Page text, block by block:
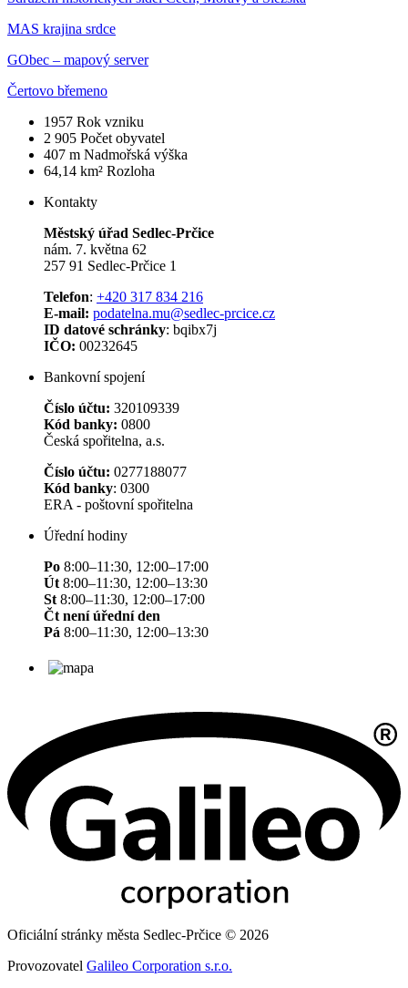
MAS krajina srdce
GObec – mapový server
Čertovo břemeno
1957 Rok vzniku
2 905 Počet obyvatel
407 m Nadmořská výška
64,14 km² Rozloha
Kontakty
Městský úřad Sedlec-Prčice
nám. 7. května 62
257 91 Sedlec-Prčice 1
Telefon: +420 317 834 216
E-mail: podatelna.mu@sedlec-prcice.cz
ID datové schránky: bqibx7j
IČO: 00232645
Bankovní spojení
Číslo účtu: 320109339
Kód banky: 0800
Česká spořitelna, a.s.
Číslo účtu: 0277188077
Kód banky: 0300
ERA - poštovní spořitelna
Úřední hodiny
Po 8:00–11:30, 12:00–17:00
Út 8:00–11:30, 12:00–13:30
St 8:00–11:30, 12:00–17:00
Čt není úřední den
Pá 8:00–11:30, 12:00–13:30
Oficiální stránky města Sedlec-Prčice © 2026
Provozovatel Galileo Corporation s.r.o.